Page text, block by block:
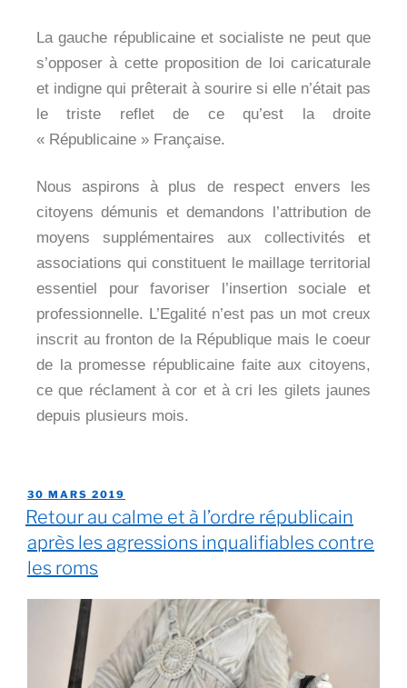
La gauche républicaine et socialiste ne peut que
s’opposer à cette proposition de loi caricaturale
et indigne qui prêterait à sourire si elle n’était pas
le triste reflet de ce qu’est la droite
« Républicaine » Française.
Nous aspirons à plus de respect envers les
citoyens démunis et demandons l’attribution de
moyens supplémentaires aux collectivités et
associations qui constituent le maillage territorial
essentiel pour favoriser l’insertion sociale et
professionnelle. L’Egalité n’est pas un mot creux
inscrit au fronton de la République mais le coeur
de la promesse républicaine faite aux citoyens,
ce que réclament à cor et à cri les gilets jaunes
depuis plusieurs mois.
30 MARS 2019
Retour au calme et à l’ordre républicain
après les agressions inqualifiables contre
les roms